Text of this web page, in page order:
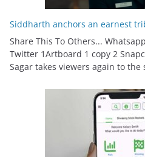
Siddharth anchors an earnest
Share This To Others...
Twitter 1Artboard 1 copy 2
Sagar takes viewers again to